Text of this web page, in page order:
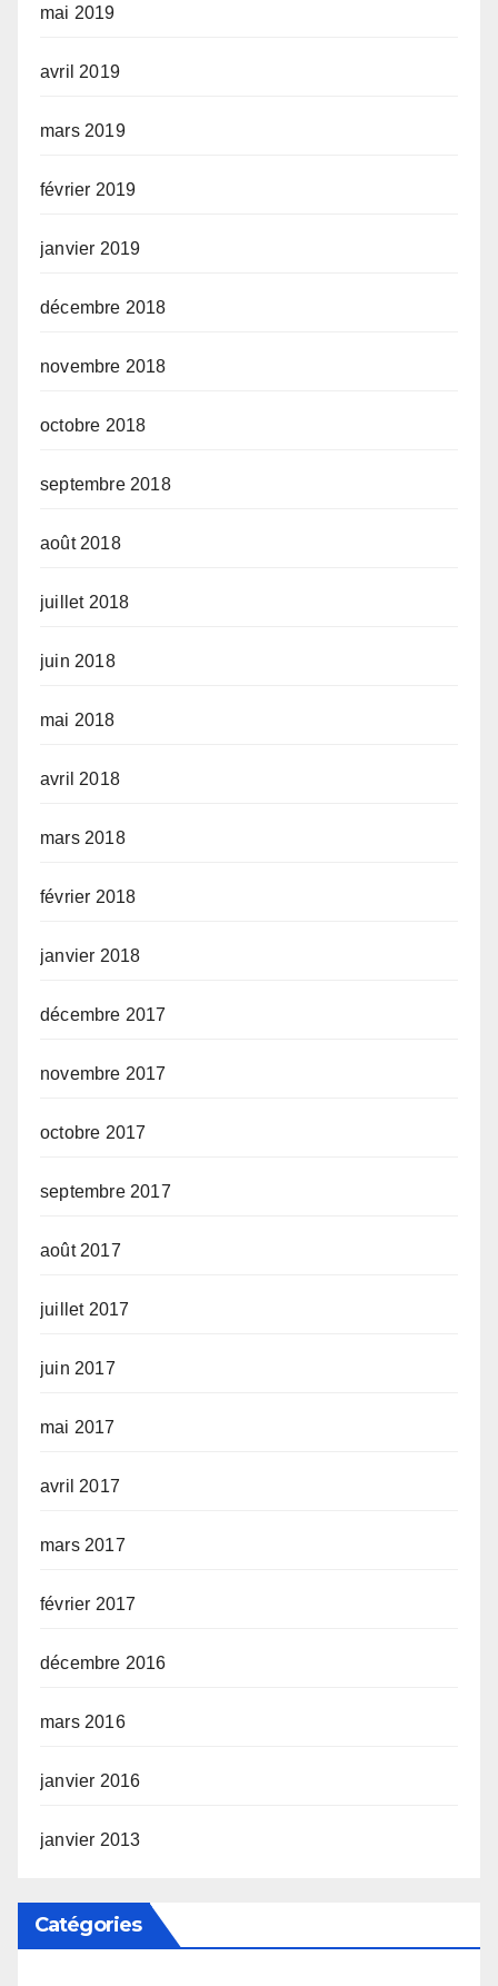
mai 2019
avril 2019
mars 2019
février 2019
janvier 2019
décembre 2018
novembre 2018
octobre 2018
septembre 2018
août 2018
juillet 2018
juin 2018
mai 2018
avril 2018
mars 2018
février 2018
janvier 2018
décembre 2017
novembre 2017
octobre 2017
septembre 2017
août 2017
juillet 2017
juin 2017
mai 2017
avril 2017
mars 2017
février 2017
décembre 2016
mars 2016
janvier 2016
janvier 2013
Catégories